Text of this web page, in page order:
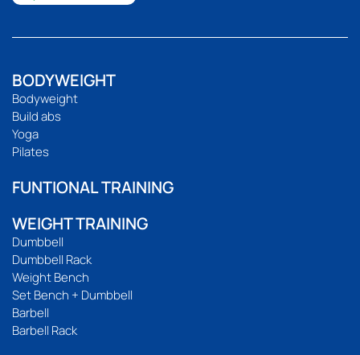
BODYWEIGHT
Bodyweight
Build abs
Yoga
Pilates
FUNTIONAL TRAINING
WEIGHT TRAINING
Dumbbell
Dumbbell Rack
Weight Bench
Set Bench + Dumbbell
Barbell
Barbell Rack